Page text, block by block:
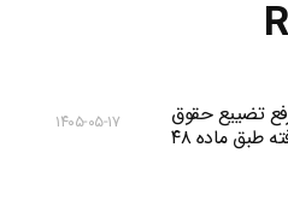
تضییع حقوق
پیمانکاران در پیمان‌های خاتمه یافته طبق ماده ۴۸
۱۴۰۵-۰۵-۱۷